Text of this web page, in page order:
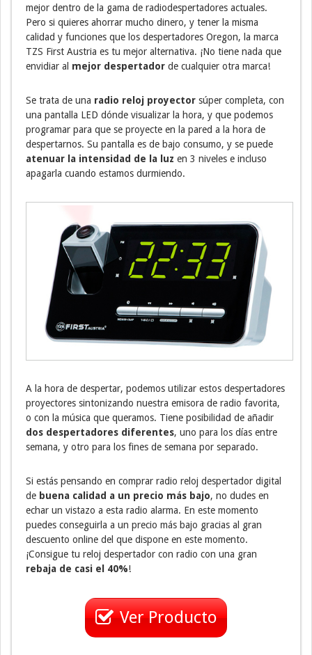
mejor dentro de la gama de radiodespertadores actuales.
Pero si quieres ahorrar mucho dinero, y tener la misma
calidad y funciones que los despertadores Oregon, la marca
TZS First Austria es tu mejor alternativa. ¡No tiene nada que
envidiar al mejor despertador de cualquier otra marca!
Se trata de una radio reloj proyector súper completa, con
una pantalla LED dónde visualizar la hora, y que podemos
programar para que se proyecte en la pared a la hora de
despertarnos. Su pantalla es de bajo consumo, y se puede
atenuar la intensidad de la luz en 3 niveles e incluso
apagarla cuando estamos durmiendo.
A la hora de despertar, podemos utilizar estos despertadores
proyectores sintonizando nuestra emisora de radio favorita,
o con la música que queramos. Tiene posibilidad de añadir
dos despertadores diferentes, uno para los días entre
semana, y otro para los fines de semana por separado.
Si estás pensando en comprar radio reloj despertador digital
de buena calidad a un precio más bajo, no dudes en
echar un vistazo a esta radio alarma. En este momento
puedes conseguirla a un precio más bajo gracias al gran
descuento online del que dispone en este momento.
¡Consigue tu reloj despertador con radio con una gran
rebaja de casi el 40%!
Ver Producto